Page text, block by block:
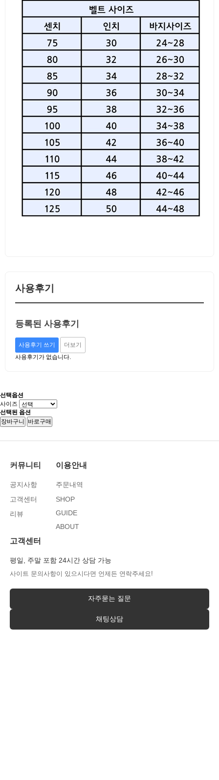
사용후기
등록된 사용후기
사용후기 쓰기
더보기
사용후기가 없습니다.
선택옵션
사이즈
선택된 옵션
장바구니
바로구매
커뮤니티
공지사항
고객센터
리뷰
이용안내
주문내역
SHOP
GUIDE
ABOUT
고객센터
평일, 주말 포함 24시간 상담 가능
사이트 문의사항이 있으시다면 언제든 연락주세요!
자주묻는 질문
채팅상담